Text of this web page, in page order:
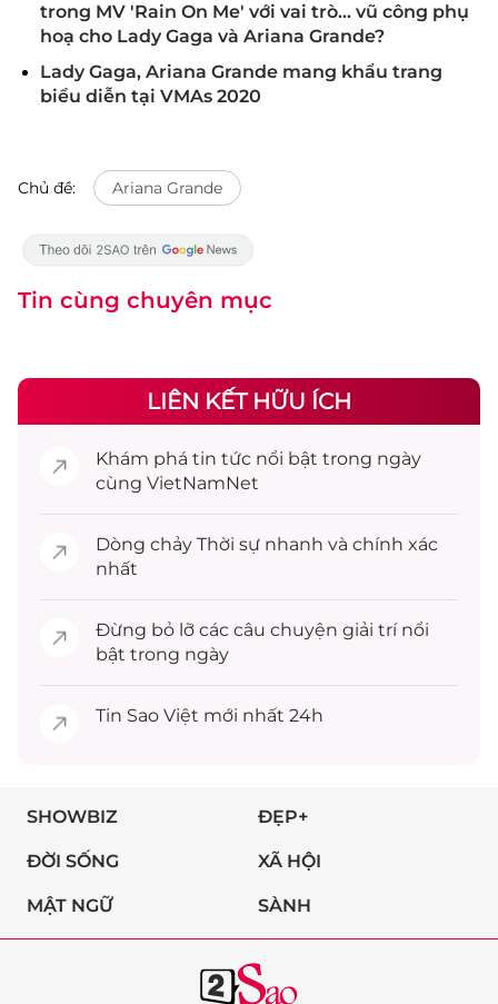
trong MV 'Rain On Me' với vai trò... vũ công phụ
hoạ cho Lady Gaga và Ariana Grande?
Lady Gaga, Ariana Grande mang khẩu trang
biểu diễn tại VMAs 2020
Chủ đề: Ariana Grande
Tin cùng chuyên mục
LIÊN KẾT HỮU ÍCH
Khám phá tin tức nổi bật trong ngày
cùng VietNamNet
Dòng chảy Thời sự nhanh và chính xác
nhất
Đừng bỏ lỡ các câu chuyện giải trínổi
bật trong ngày
Tin Sao Việt mới nhất 24h
SHOWBIZ ĐẸP+
ĐỜI SỐNG XÃ HỘI
MẬT NGỮ SÀNH